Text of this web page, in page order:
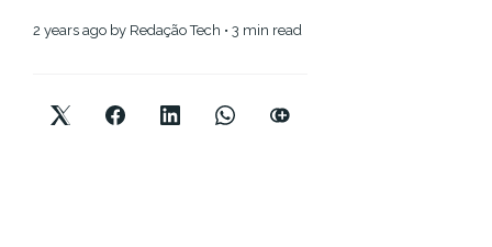
2 years ago by Redação Tech • 3 min read